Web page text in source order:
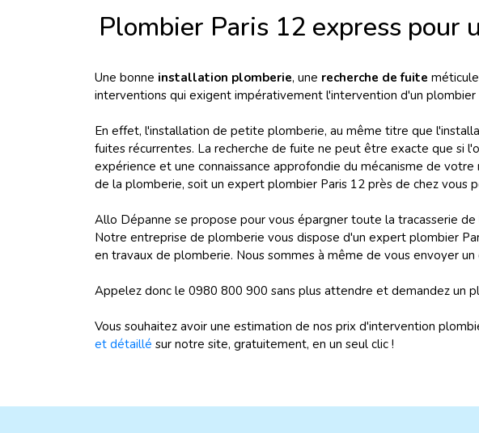
Plombier Paris 12 express pour
Une bonne installation plomberie, une recherche de fuite
interventions qui exigent impérativement l'intervention d'un
En effet, l'installation de petite plomberie, au même titre que
fuites récurrentes. La recherche de fuite ne peut être exacte que si
expérience et une connaissance approfondie du mécanisme de
de la plomberie, soit un expert plombier Paris 12 près de chez vous
Allo Dépanne se propose pour vous épargner toute la tracasserie
Notre entreprise de plomberie vous dispose d'un expert plombier
en travaux de plomberie. Nous sommes à même de vous envoyer
Appelez donc le 0980 800 900 sans plus attendre et demandez un
Vous souhaitez avoir une estimation de nos prix d'intervention
et détaillé sur notre site, gratuitement, en un seul clic !